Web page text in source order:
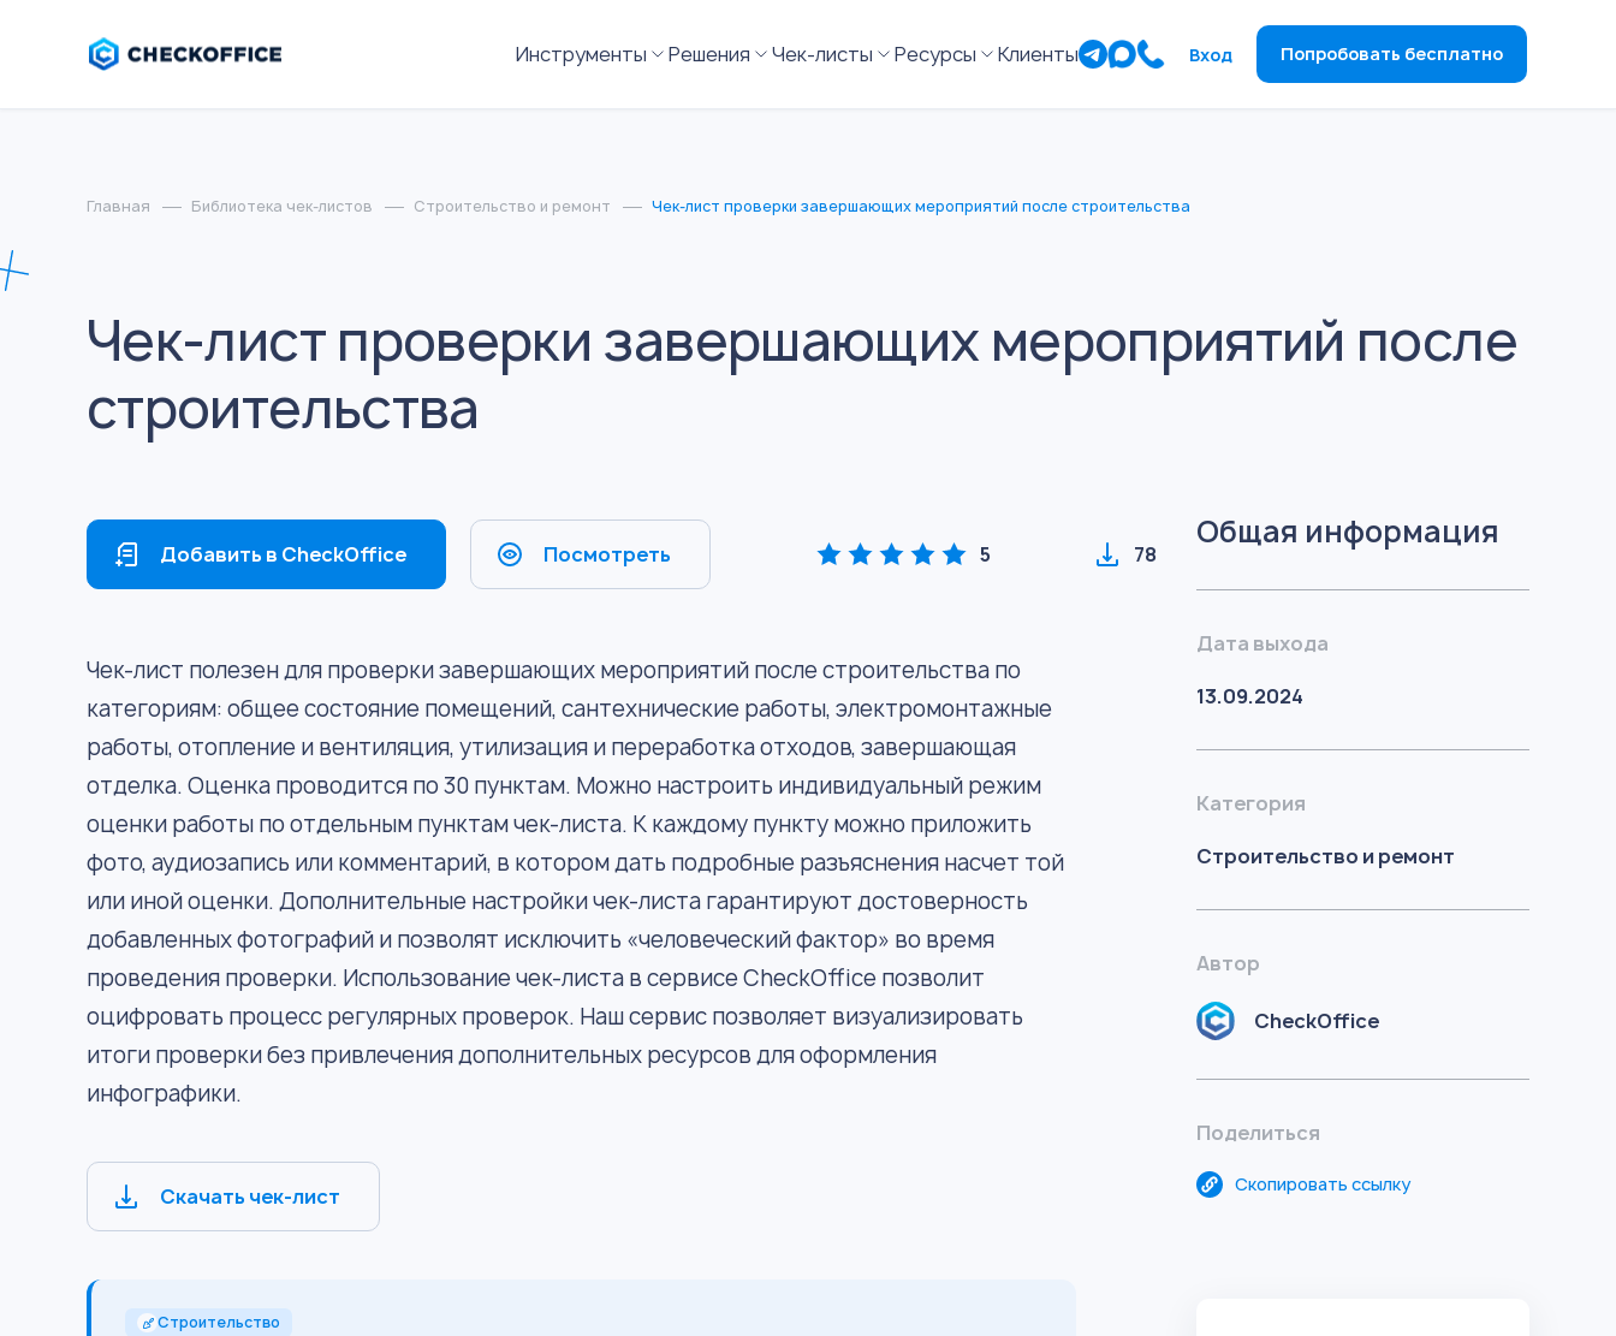
Инструменты Решения Чек-листы Ресурсы Клиенты Вход Попробовать бесплатно
Главная Библиотека чек-листов Строительство и ремонт Чек-лист проверки завершающих мероприятий после строительства
Чек-лист проверки завершающих мероприятий после
строительства
Добавить в CheckOffice Посмотреть 5 78
Общая информация
Дата выхода
13.09.2024
Категория
Строительство и ремонт
Автор
CheckOffice
Поделиться
Скопировать ссылку
Чек-лист полезен для проверки завершающих мероприятий после строительства по
категориям: общее состояние помещений, сантехнические работы, электромонтажные
работы, отопление и вентиляция, утилизация и переработка отходов, завершающая
отделка. Оценка проводится по 30 пунктам. Можно настроить индивидуальный режим
оценки работы по отдельным пунктам чек-листа. К каждому пункту можно приложить
фото, аудиозапись или комментарий, в котором дать подробные разъяснения насчет той
или иной оценки. Дополнительные настройки чек-листа гарантируют достоверность
добавленных фотографий и позволят исключить «человеческий фактор» во время
проведения проверки. Использование чек-листа в сервисе CheckOffice позволит
оцифровать процесс регулярных проверок. Наш сервис позволяет визуализировать
итоги проверки без привлечения дополнительных ресурсов для оформления
инфографики.
Скачать чек-лист
Строительство